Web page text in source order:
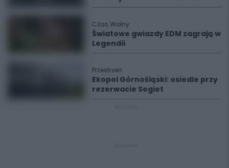
Czas Wolny
Światowe gwiazdy EDM zagrają w
Legendii
Przestrzeń
Ekopol Górnośląski: osiedle przy
rezerwacie Segiet